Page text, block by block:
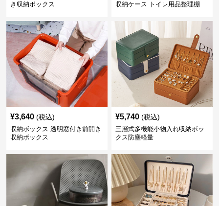
き収納ボックス
収納ケース トイレ用品整理棚
¥3,640 (税込)
収納ボックス 透明窓付き前開き
収納ボックス
¥5,740 (税込)
三層式多機能小物入れ収納ボッ
クス防塵軽量